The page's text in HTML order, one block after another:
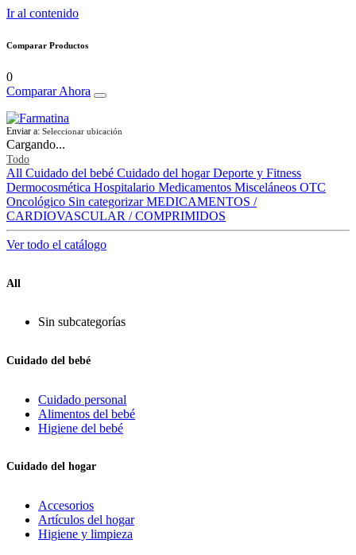
Ir al contenido
Comparar Productos
0
Comparar Ahora
Enviar a: Seleccionar ubicación
Cargando...
Todo
All Cuidado del bebé Cuidado del hogar Deporte y Fitness
Dermocosmética Hospitalario Medicamentos Misceláneos OTC
Oncológico Sin categorizar MEDICAMENTOS /
CARDIOVASCULAR / COMPRIMIDOS
Ver todo el catálogo
All
Sin subcategorías
Cuidado del bebé
Cuidado personal
Alimentos del bebé
Higiene del bebé
Cuidado del hogar
Accesorios
Artículos del hogar
Higiene y limpieza